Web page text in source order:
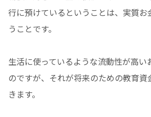
行に預けているということは、実質お
うことです。
生活に使っているような流動性が高い
のですが、それが将来のための教育資
きます。